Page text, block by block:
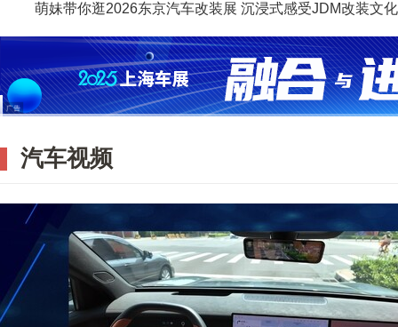
萌妹带你逛2026东京汽车改装展 沉浸式感受JDM改装文
汽车视频